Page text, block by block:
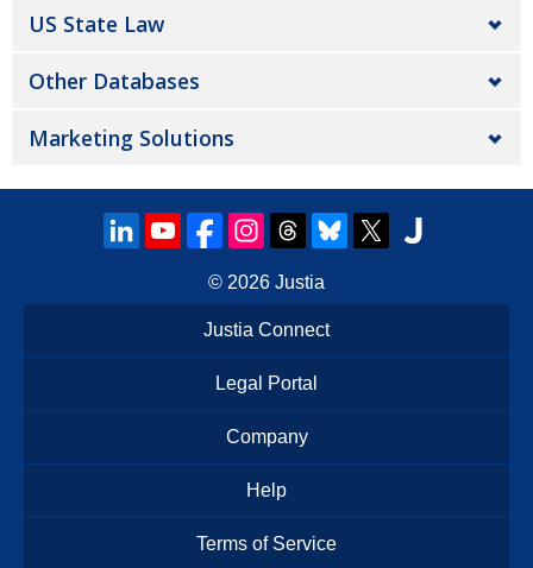
US State Law
Other Databases
Marketing Solutions
© 2026 Justia
Justia Connect
Legal Portal
Company
Help
Terms of Service